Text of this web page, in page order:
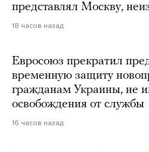
представлял Москву,
18 часов назад
Евросоюз прекратил
временную защиту
гражданам Украины, не
освобождения от службы
16 часов назад